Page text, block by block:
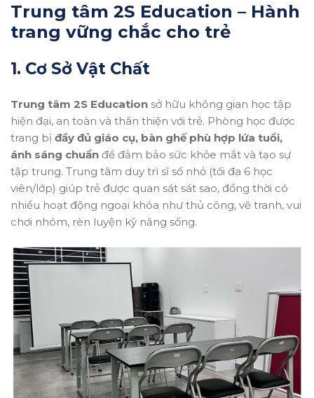
Trung tâm 2S Education – Hành
trang vững chắc cho trẻ
1. Cơ Sở Vật Chất
Trung tâm 2S Education sở hữu không gian học tập
hiện đại, an toàn và thân thiện với trẻ. Phòng học được
trang bị đầy đủ giáo cụ, bàn ghế phù hợp lứa tuổi,
ánh sáng chuẩn để đảm bảo sức khỏe mắt và tạo sự
tập trung. Trung tâm duy trì sĩ số nhỏ (tối đa 6 học
viên/lớp) giúp trẻ được quan sát sát sao, đồng thời có
nhiều hoạt động ngoại khóa như thủ công, vẽ tranh, vui
chơi nhóm, rèn luyện kỹ năng sống.